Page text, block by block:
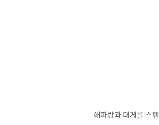
해파랑과 대게를 스